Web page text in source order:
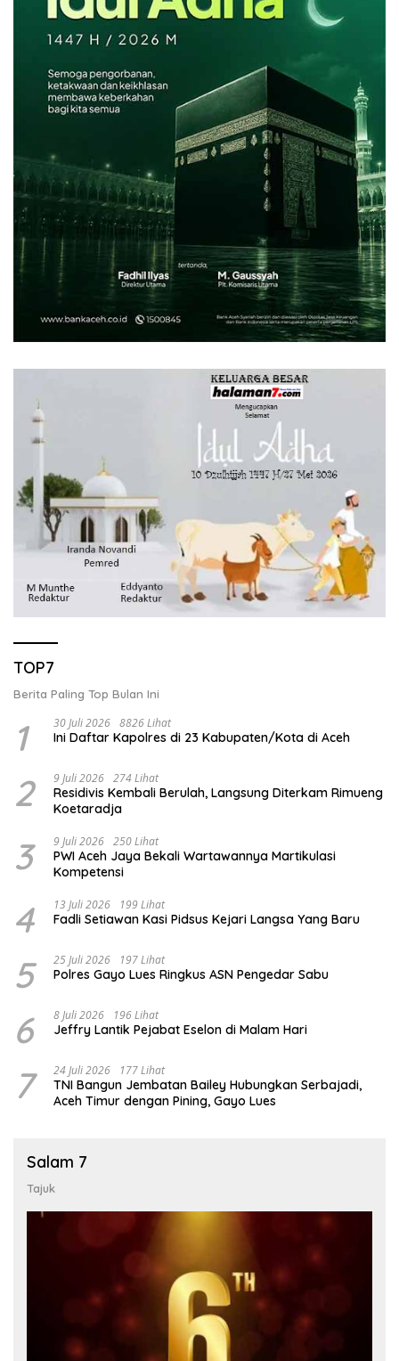
TOP7
Berita Paling Top Bulan Ini
1 30 Juli 2026 8826 Lihat
Ini Daftar Kapolres di 23 Kabupaten/Kota di Aceh
2 9 Juli 2026 274 Lihat
Residivis Kembali Berulah, Langsung Diterkam Rimueng
Koetaradja
3 9 Juli 2026 250 Lihat
PWI Aceh Jaya Bekali Wartawannya Martikulasi
Kompetensi
4 13 Juli 2026 199 Lihat
Fadli Setiawan Kasi Pidsus Kejari Langsa Yang Baru
5 25 Juli 2026 197 Lihat
Polres Gayo Lues Ringkus ASN Pengedar Sabu
6 8 Juli 2026 196 Lihat
Jeffry Lantik Pejabat Eselon di Malam Hari
7 24 Juli 2026 177 Lihat
TNI Bangun Jembatan Bailey Hubungkan Serbajadi,
Aceh Timur dengan Pining, Gayo Lues
Salam 7
Tajuk